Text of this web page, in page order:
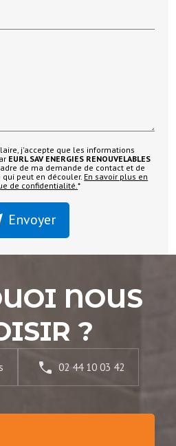
j'accepte que les informations
EURL SAV ENERGIES RENOUVELABLES
de ma demande de contact et de
peut en découler. En savoir plus en
de confidentialité.*
Envoyer
NOUS
?
02 44 10 03 42